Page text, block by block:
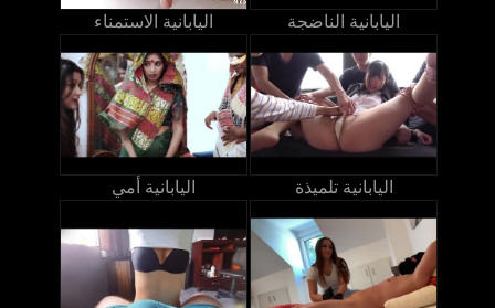
اليابانية الاستمناء اليابانية الناضجة
اليابانية أمي اليابانية تلميذة